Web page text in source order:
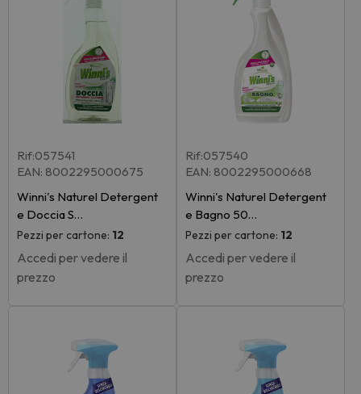
Rif:057541
EAN: 8002295000675
Winni's Naturel Detergent
e Doccia S…
Pezzi per cartone: 12
Accedi per vedere il
prezzo
Rif:057540
EAN: 8002295000668
Winni's Naturel Detergent
e Bagno 50…
Pezzi per cartone: 12
Accedi per vedere il
prezzo